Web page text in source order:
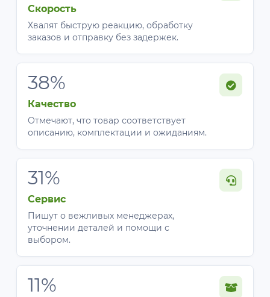
Скорость
Хвалят быструю реакцию, обработку
заказов и отправку без задержек.
38%
Качество
Отмечают, что товар соответствует
описанию, комплектации и ожиданиям.
31%
Сервис
Пишут о вежливых менеджерах,
уточнении деталей и помощи с
выбором.
11%